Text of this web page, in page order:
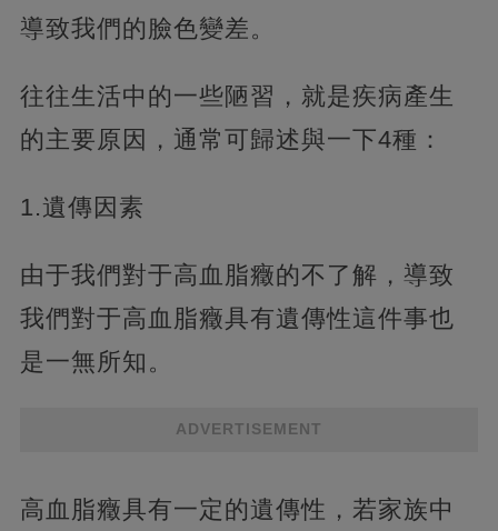
導致我們的臉色變差。
往往生活中的一些陋習，就是疾病產生
的主要原因，通常可歸述與一下4種：
1.遺傳因素
由于我們對于高血脂癥的不了解，導致
我們對于高血脂癥具有遺傳性這件事也
是一無所知。
ADVERTISEMENT
高血脂癥具有一定的遺傳性，若家族中